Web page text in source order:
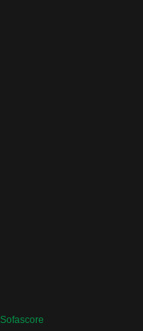
Sofascore